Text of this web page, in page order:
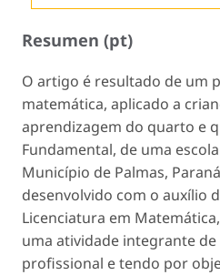
Resumen (pt)
O artigo é resultado de um
matemática, aplicado a
aprendizagem do quarto e
Fundamental, de uma
Município de Palmas,
desenvolvido com o auxílio
Licenciatura em
uma atividade integrante
profissional e tendo por